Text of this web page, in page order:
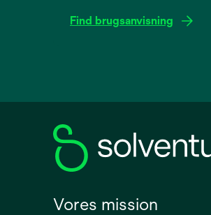
Find brugsanvisning
new
Vores mission